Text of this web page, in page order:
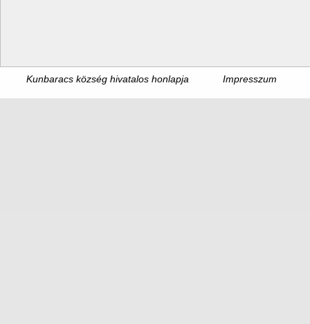
Kunbaracs község hivatalos honlapja Impresszum